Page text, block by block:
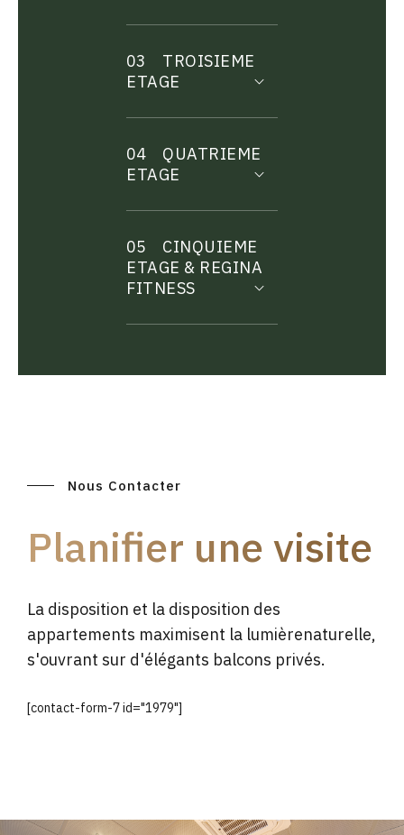
03
TROISIEME
ETAGE
04
QUATRIEME
ETAGE
05
CINQUIEME
ETAGE & REGINA
FITNESS
Nous Contacter
Planifier une visite
La disposition et la disposition des
appartements maximisent la lumièrenaturelle,
s'ouvrant sur d'élégants balcons privés.
[contact-form-7 id="1979"]